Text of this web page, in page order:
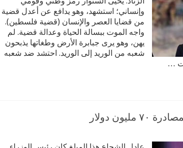
وإنساني؛ استشهد، وهو يدافع عن أعدل قضية
من قضايا العصر والإنسان (قضية فلسطين).
واجه الموت ببسالة الحياة وعدالة قضية. لم
يهن، وهو يرى جبابرة الأرض وطغاتها يذبحون
شعبه من الوريد إلى الوريد. احتشد ضد شعبه
…
دولار